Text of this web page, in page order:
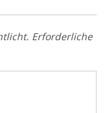
Erforderliche